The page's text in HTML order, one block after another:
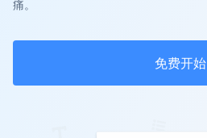
痛。
免费开始